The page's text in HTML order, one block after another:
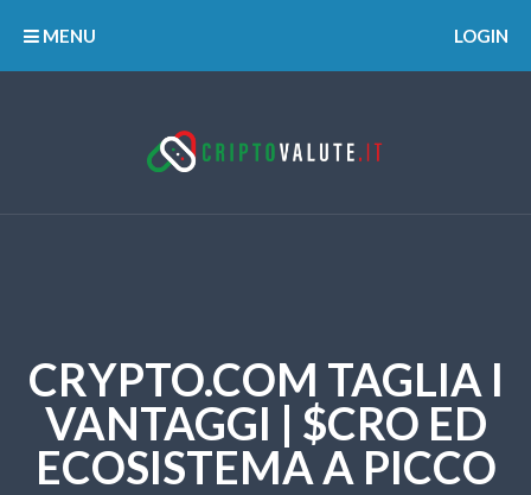
MENU LOGIN
CRYPTO.COM TAGLIA I
VANTAGGI | $CRO ED
ECOSISTEMA A PICCO